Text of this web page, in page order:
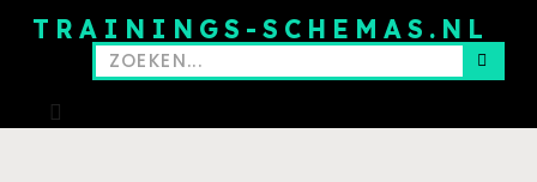
TRAININGS-SCHEMAS.NL